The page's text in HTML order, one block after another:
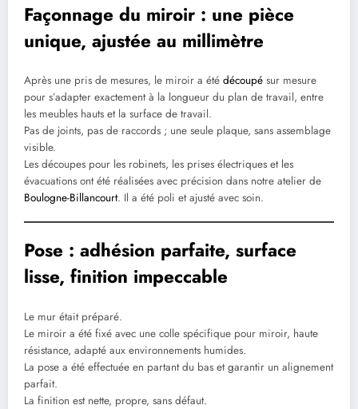
Façonnage du miroir : une pièce
unique, ajustée au millimètre
Après une pris de mesures, le miroir a été découpé sur mesure
pour s’adapter exactement à la longueur du plan de travail, entre
les meubles hauts et la surface de travail.
Pas de joints, pas de raccords ; une seule plaque, sans assemblage
visible.
Les découpes pour les robinets, les prises électriques et les
évacuations ont été réalisées avec précision dans notre atelier de
Boulogne-Billancourt. Il a été poli et ajusté avec soin.
Pose : adhésion parfaite, surface
lisse, finition impeccable
Le mur était préparé.
Le miroir a été fixé avec une colle spécifique pour miroir, haute
résistance, adapté aux environnements humides.
La pose a été effectuée en partant du bas et garantir un alignement
parfait.
La finition est nette, propre, sans défaut.